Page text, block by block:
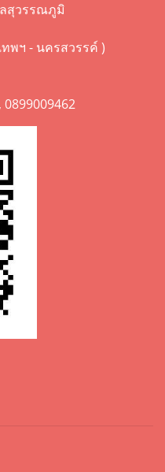
สุวรรณภูมิ
ทพฯ - นครสวรรค์ )